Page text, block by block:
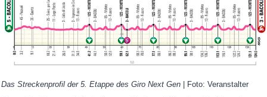
Das Streckenprofil der 5. Etappe des Giro Next Gen | Foto: Veranstalter